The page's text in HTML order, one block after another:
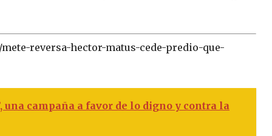
reversa-hector-matus-cede-predio-que-
una campaña a favor de lo digno y contra la